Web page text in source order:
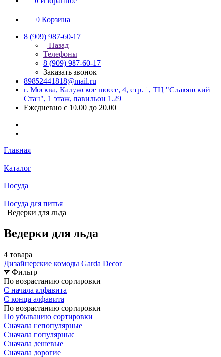
0 Корзина
8 (909) 987-60-17
Назад
Телефоны
8 (909) 987-60-17
Заказать звонок
89852441818@mail.ru
г. Москва, Калужское шоссе, 4, стр. 1, ТЦ "Славянский
Стан", 1 этаж, павильон 1.29
Ежедневно с 10.00 до 20.00
Главная
Каталог
Посуда
Посуда для питья
Ведерки для льда
Ведерки для льда
4 товара
Дизайнерские комоды Garda Decor
Фильтр
По возрастанию сортировки
С начала алфавита
С конца алфавита
По возрастанию сортировки
По убыванию сортировки
Сначала непопулярные
Сначала популярные
Сначала дешевые
Сначала дорогие